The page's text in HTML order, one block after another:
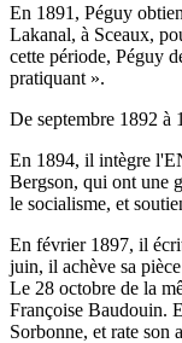
En 1891, Péguy
Lakanal, à Sceaux,
cette période, Péguy
pratiquant ».
De septembre 1892 à
En 1894, il intègre
Bergson, qui ont une
le socialisme, et
En février 1897, il
juin, il achève sa
Le 28 octobre de la
Françoise Baudouin.
Sorbonne, et rate son